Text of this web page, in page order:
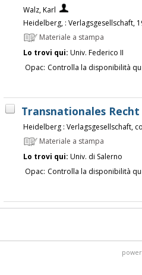
Walz, Karl
Heidelberg, : Verlagsgesellschaft,
Materiale a stampa
Lo trovi qui: Univ. Federico II
Opac: Controlla la disponibilità
Transnationales
Heidelberg : Verlagsgesellschaft,
Materiale a stampa
Lo trovi qui: Univ. di Salerno
Opac: Controlla la disponibilità